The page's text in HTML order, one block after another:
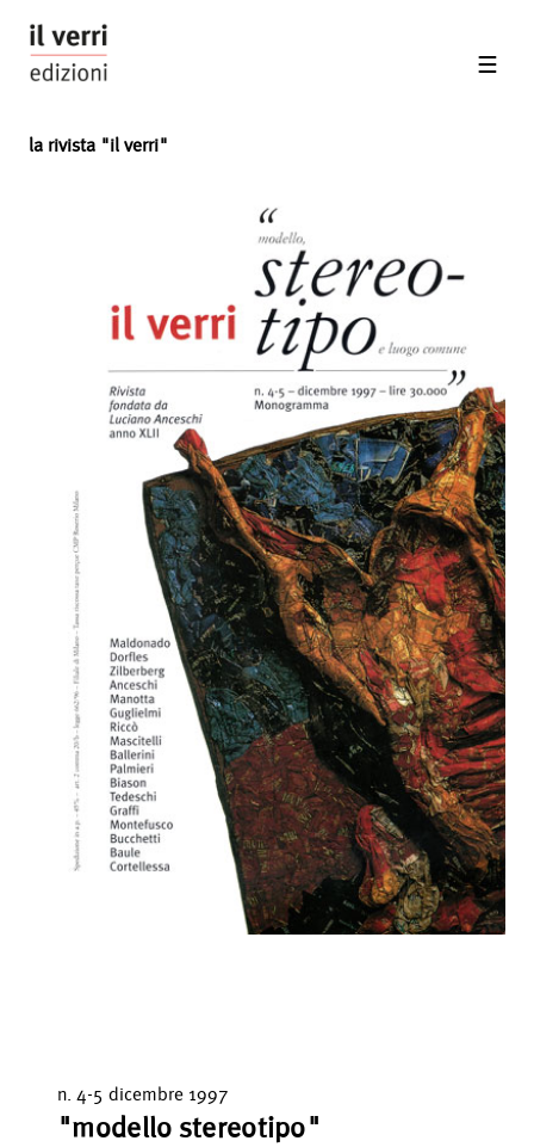
la rivista "il verri"
n. 4-5 dicembre 1997
"modello stereotipo"